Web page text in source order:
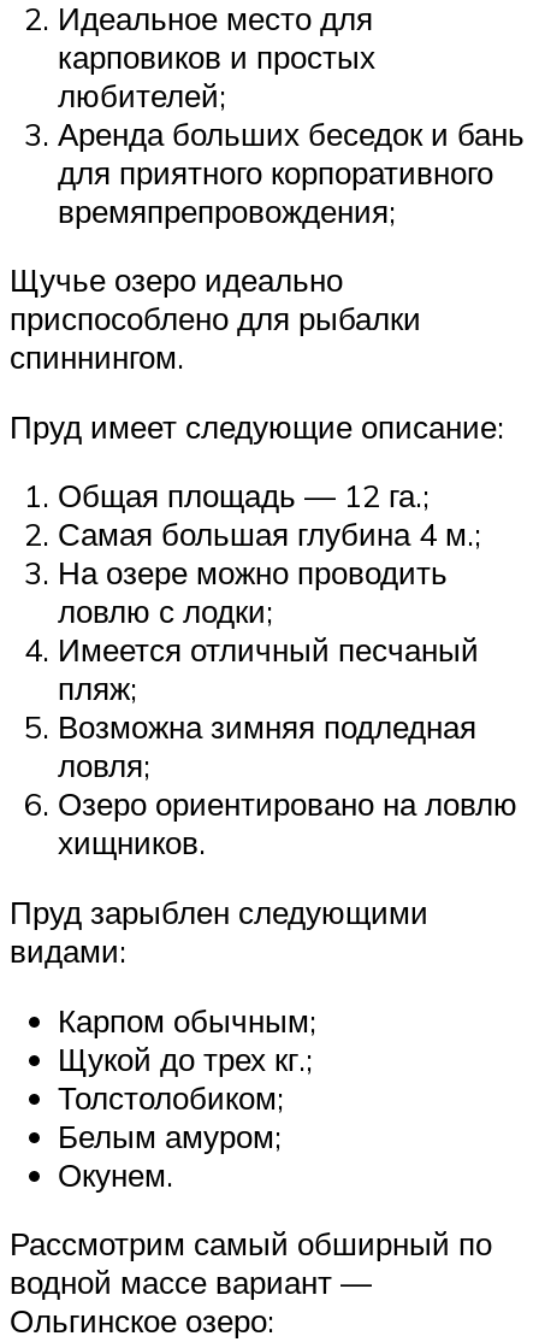
Идеальное место для
карповиков и простых
любителей;
Аренда больших беседок и бань
для приятного корпоративного
времяпрепровождения;
Щучье озеро идеально
приспособлено для рыбалки
спиннингом.
Пруд имеет следующие описание:
Общая площадь — 12 га.;
Самая большая глубина 4 м.;
На озере можно проводить
ловлю с лодки;
Имеется отличный песчаный
пляж;
Возможна зимняя подледная
ловля;
Озеро ориентировано на ловлю
хищников.
Пруд зарыблен следующими
видами:
Карпом обычным;
Щукой до трех кг.;
Толстолобиком;
Белым амуром;
Окунем.
Рассмотрим самый обширный по
водной массе вариант —
Ольгинское озеро: